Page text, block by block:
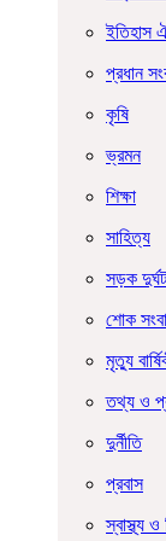
ইতিহাস
প্রধান
কৃষি
ভ্রমন
শিক্ষা
সাহিত্য
সড়ক
শোক
মৃত্যু
তথ্য ও
দুর্নীতি
প্রবাস
স্বাস্থ্য ও